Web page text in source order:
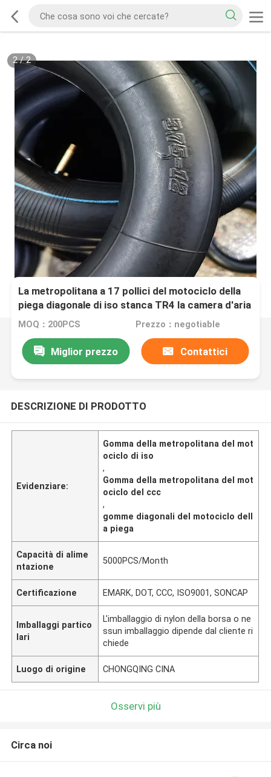
2/2
La metropolitana a 17 pollici del motociclo della
piega diagonale di iso stanca TR4 la camera d'aria
275 17
MOQ：200PCS Prezzo：negotiable
Miglior prezzo Contattici
DESCRIZIONE DI PRODOTTO
Evidenziare:
Gomma della metropolitana del mot
ociclo di iso
,
Gomma della metropolitana del mot
ociclo del ccc
,
gomme diagonali del motociclo dell
a piega
Capacità di alime
ntazione
5000PCS/Month
Certificazione EMARK, DOT, CCC, ISO9001, SONCAP
Imballaggi partico
lari
L'imballaggio di nylon della borsa o ne
ssun imballaggio dipende dal cliente ri
chiede
Luogo di origine CHONGQING CINA
Osservi più
Circa noi